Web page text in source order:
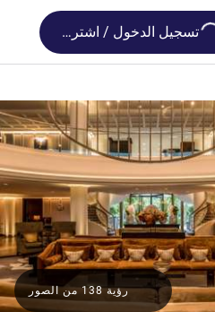
Loading...
تسجيل الدخول / اشترك
رؤية 138 من الصور